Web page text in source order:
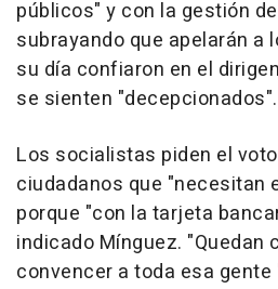
públicos" y con la gestión
subrayando que apelarán a
su día confiaron en el
se sienten "decepcionados".
Los socialistas piden el
ciudadanos que "necesitan
porque "con la tarjeta
indicado Mínguez. "Quedan
convencer a toda esa gente